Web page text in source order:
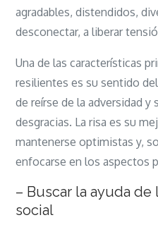
agradables, distendidos,
desconectar, a liberar
Una de las características
resilientes es su sentido
de reírse de la adversidad y
desgracias. La risa es su
mantenerse optimistas y,
enfocarse en los aspectos
– Buscar la ayuda de
social